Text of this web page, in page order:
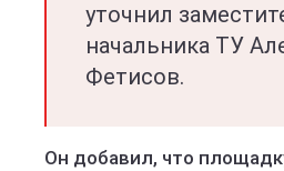
уточнил
начальника ТУ
Фетисов.
Он добавил, что